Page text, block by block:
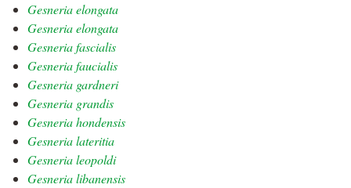
Gesneria elongata
Gesneria elongata
Gesneria fascialis
Gesneria faucialis
Gesneria gardneri
Gesneria grandis
Gesneria hondensis
Gesneria lateritia
Gesneria leopoldi
Gesneria libanensis